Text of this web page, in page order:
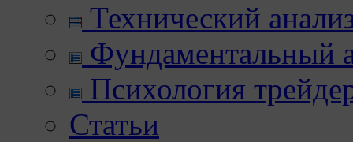
Технический
Фундаментальный
Психология
Статьи